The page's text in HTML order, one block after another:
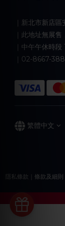
｜新北市新店
｜此地址無展
｜中午午休時
｜02-8667-
繁體中文
隱私條款｜條款及細